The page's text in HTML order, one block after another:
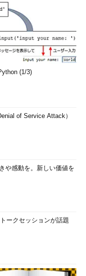
(1/3)
of Service Attack）
や感動を。新しい価値を
ークセッションが話題